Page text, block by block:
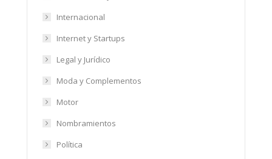
Internacional
Internet y Startups
Legal y Jurídico
Moda y Complementos
Motor
Nombramientos
Política